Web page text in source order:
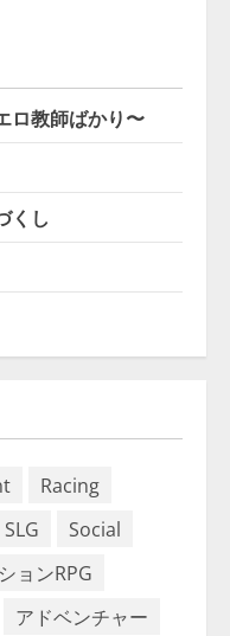
ロ教師ばかり〜
くし
Racing
SLG
Social
ョンRPG
アドベンチャー